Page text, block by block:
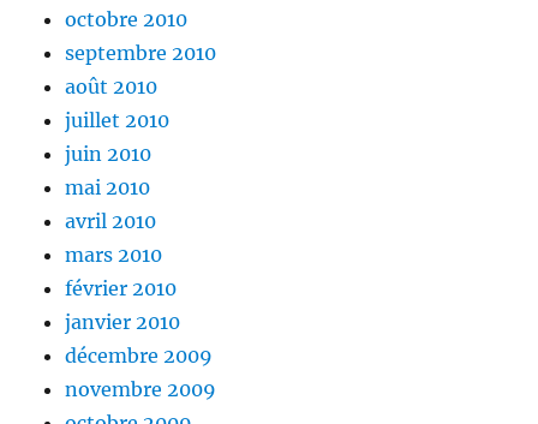
octobre 2010
septembre 2010
août 2010
juillet 2010
juin 2010
mai 2010
avril 2010
mars 2010
février 2010
janvier 2010
décembre 2009
novembre 2009